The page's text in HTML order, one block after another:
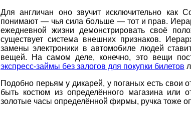
Для англичан оно звучит исключительно как
понимают — чья сила больше — тот и прав.
ежедневной жизни демонстрировать своё
существует система внешних признаков.
замены электроники в автомобиле людей
вещей. На самом деле, конечно, это вещи
экспресс-займы без залогов для покупки билетов
Подобно перьям у дикарей, у поганых есть свои
быть костюм из определённого магазина или
золотые часы определённой фирмы, ручка тоже